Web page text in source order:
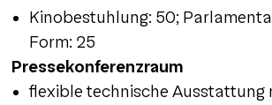
Kinobestuhlung: 50;
Form: 25
Pressekonferenzraum
flexible technische Ausstattung